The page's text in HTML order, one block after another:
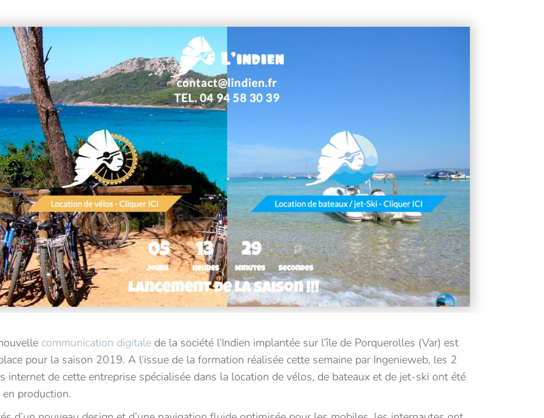
communication digitale de la société l’Indien implantée sur l’île de Porquerolles (Var) est
pour la saison 2019. A l’issue de la formation réalisée cette semaine par Ingenieweb, les 2
internet de cette entreprise spécialisée dans la location de vélos, de bateaux et de jet-ski ont été
production.